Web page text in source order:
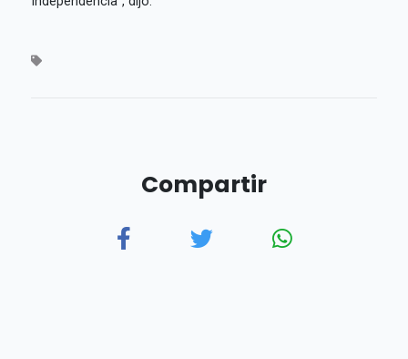
Compartir